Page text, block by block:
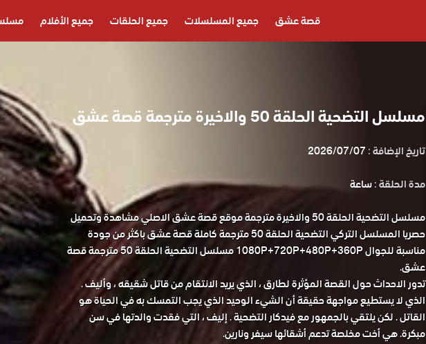
قصة عشق جميع المسلسلات جميع الحلقات جميع الأفلام
مسلسل التضحية الحلقة 50 والاخيرة مترجمة قصة عشق
تاريخ الإضافة :2026/07/07
مدة الحلقة :ساعة
مسلسل التضحية الحلقة 50 والاخيرة مترجمة موقع قصة عشق الاصلي مشاهدة وتحميل
حصريا المسلسل التركي التضحية الحلقة 50 مترجمة كاملة قصة عشق باكثر من جودة
مناسبة للجوال 1080P+720P+480P+360P مسلسل التضحية الحلقة 50 مترجمة قصة
عشق.
تدور الاحداث حول القصة المؤثرة لطارق ، الذي يريد الانتقام من قاتل شقيقه ، وأليف .
الذي لا يستطيع مواجهة حقيقة أن الشيء الوحيد الذي يجب التمسك به في الحياة هو
القاتل . لكن يلتقي بالجمهور مع فيدكار التضحية . إليف ، التي فقدت والدتها في سن
مبكرة. هي أخت مخلصة تدعم أشقائها سيفر ونارين.